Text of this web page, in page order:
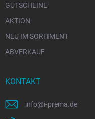
GUTSCHEINE
AKTION
NEU IM SORTIMENT
ABVERKAUF
KONTAKT
info@i-prema.de